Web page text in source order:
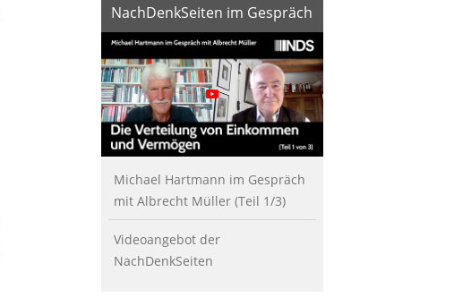
NachDenkSeiten im Gespräch
Michael Hartmann im Gespräch
mit Albrecht Müller (Teil 1/3)
Videoangebot der
NachDenkSeiten